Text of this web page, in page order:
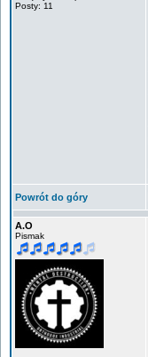
Posty: 11
Powrót do góry
A.O
Pismak